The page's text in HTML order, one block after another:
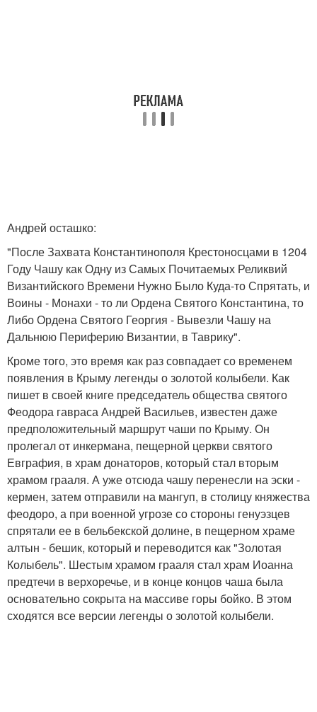
Андрей осташко:
"После Захвата Константинополя Крестоносцами в 1204
Году Чашу как Одну из Самых Почитаемых Реликвий
Византийского Времени Нужно Было Куда-то Спрятать, и
Воины - Монахи - то ли Ордена Святого Константина, то
Либо Ордена Святого Георгия - Вывезли Чашу на
Дальнюю Периферию Византии, в Таврику".
Кроме того, это время как раз совпадает со временем
появления в Крыму легенды о золотой колыбели. Как
пишет в своей книге председатель общества святого
Феодора гавраса Андрей Васильев, известен даже
предположительный маршрут чаши по Крыму. Он
пролегал от инкермана, пещерной церкви святого
Евграфия, в храм донаторов, который стал вторым
храмом грааля. А уже отсюда чашу перенесли на эски -
кермен, затем отправили на мангуп, в столицу княжества
феодоро, а при военной угрозе со стороны генуэзцев
спрятали ее в бельбекской долине, в пещерном храме
алтын - бешик, который и переводится как "Золотая
Колыбель". Шестым храмом грааля стал храм Иоанна
предтечи в верхоречье, и в конце концов чаша была
основательно сокрыта на массиве горы бойко. В этом
сходятся все версии легенды о золотой колыбели.